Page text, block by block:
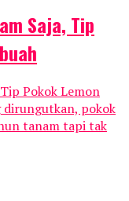
Saja, Tip
Pokok Lemon
dirungutkan, pokok
tanam tapi tak